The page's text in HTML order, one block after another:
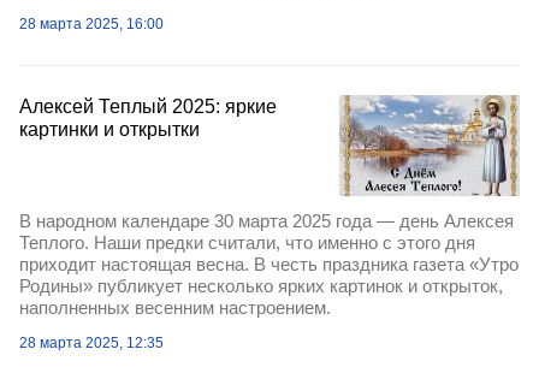
28 марта 2025, 16:00
Алексей Теплый 2025: яркие
картинки и открытки
В народном календаре 30 марта 2025 года — день Алексея
Теплого. Наши предки считали, что именно с этого дня
приходит настоящая весна. В честь праздника газета «Утро
Родины» публикует несколько ярких картинок и открыток,
наполненных весенним настроением.
28 марта 2025, 12:35